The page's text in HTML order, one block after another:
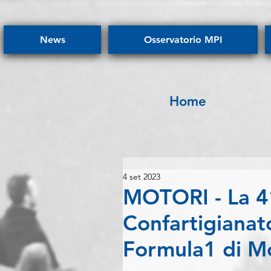
News Osservatorio MPI
Home
MOTORI - La
Formula1 di
4 set 2023